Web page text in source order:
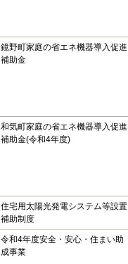
鏡野町家庭の省エネ機器導入促進
補助金
和気町家庭の省エネ機器導入促進
補助金(令和4年度)
住宅用太陽光発電システム等設置
補助制度
令和4年度安全・安心・住まい助
成事業